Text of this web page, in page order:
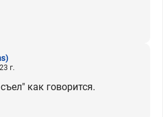
г.
как говорится.